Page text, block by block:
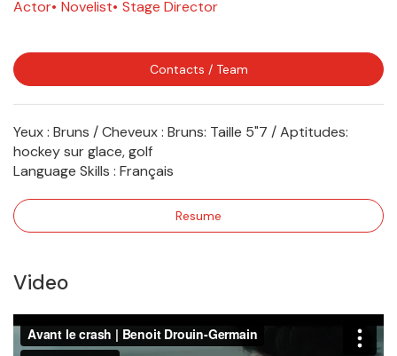
Actor Novelist Stage Director
Contacts / Team
Yeux : Bruns / Cheveux : Bruns: Taille 5"7 / Aptitudes:
hockey sur glace, golf
Language Skills : Français
Resume
Video